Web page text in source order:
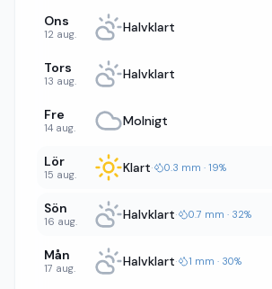
Ons
12 aug. Halvklart
Tors
13 aug. Halvklart
Fre
14 aug. Molnigt
Lör
15 aug. Klart· 0.3 mm · 19%
Sön
16 aug. Halvklart· 0.7 mm · 32%
Mån
17 aug. Halvklart· 1 mm · 30%